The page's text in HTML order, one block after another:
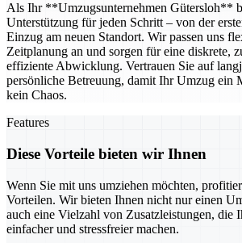
Als Ihr **Umzugsunternehmen Gütersloh**
Unterstützung für jeden Schritt – von der
Einzug am neuen Standort. Wir passen uns
Zeitplanung an und sorgen für eine diskrete,
effiziente Abwicklung. Vertrauen Sie auf
persönliche Betreuung, damit Ihr Umzug ein
kein Chaos.
Features
Diese Vorteile bieten wir Ihnen
Wenn Sie mit uns umziehen möchten,
Vorteilen. Wir bieten Ihnen nicht nur einen
auch eine Vielzahl von Zusatzleistungen, die
einfacher und stressfreier machen.